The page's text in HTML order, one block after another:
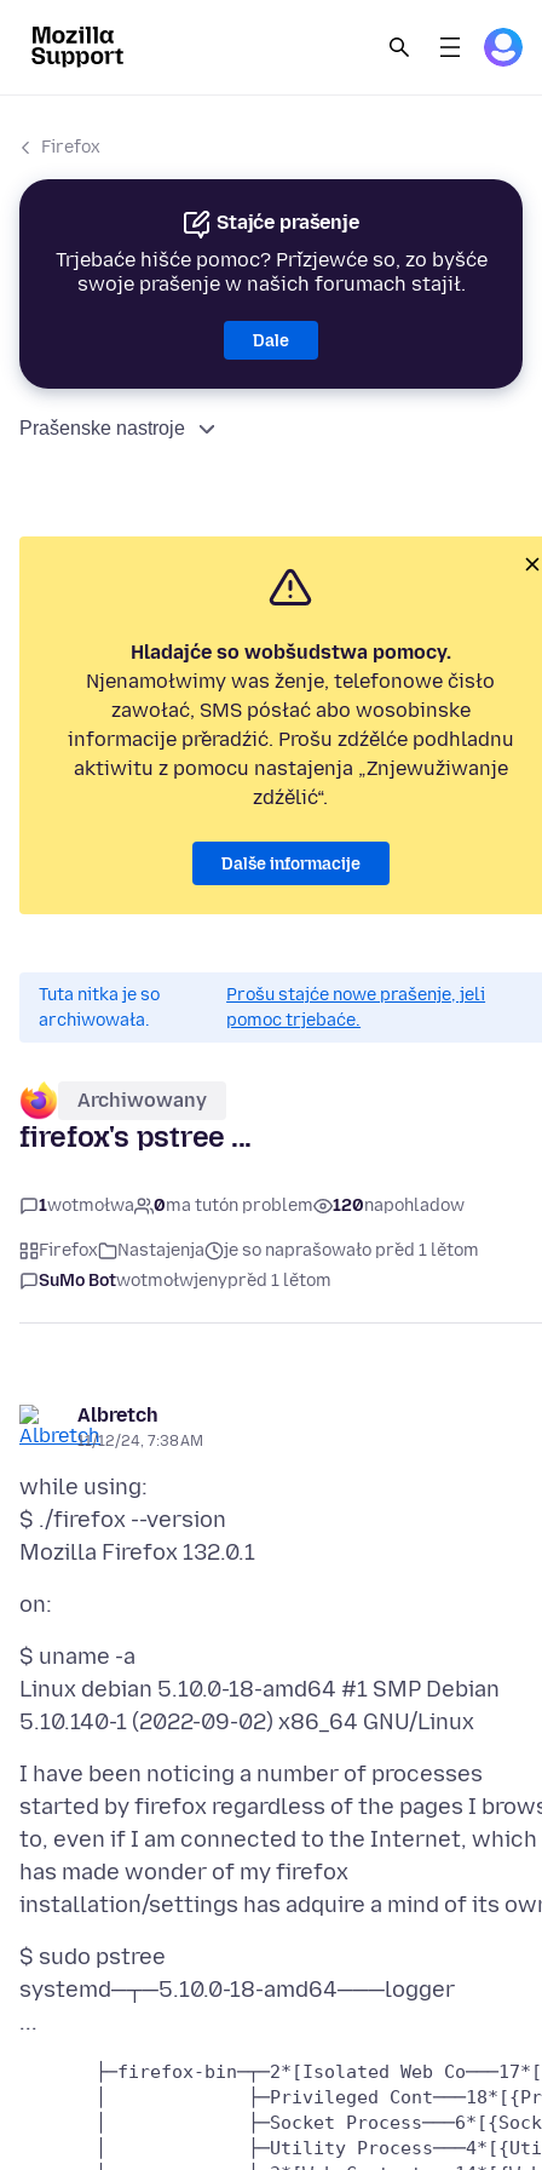
Firefox
Stajće prašenje
Trjebaće hišće pomoc? Přizjewće so, zo byšće
swoje prašenje w našich forumach stajił.
Dale
Prašenske nastroje
Hladajće so wobšudstwa pomocy.
Njenamołwimy was ženje, telefonowe čisło
zawołać, SMS pósłać abo wosobinske
informacije přeradźić. Prošu zdźělće podhladnu
aktiwitu z pomocu nastajenja „Znjewužiwanje
zdźělić“.
Dalše informacije
Tuta nitka je so
archiwowała.
Prošu stajće nowe prašenje, jeli
pomoc trjebaće.
Archiwowany
firefox's pstree ...
1wotmołwa 0ma tutón problem 120napohladow
Firefox Nastajenja
je so naprašowało před 1 lětom
SuMo Botwotmołwjenypřed 1 lětom
Albretch
11/12/24, 7:38 AM
while using:
$ ./firefox --version
$ uname -a
Linux debian 5.10.0-18-amd64 #1 SMP Debian
I have been noticing a number of processes
started by firefox regardless of the pages I
to, even if I am connected to the Internet, which
has made wonder of my firefox
$ sudo pstree
systemd─┬─5.10.0-18-amd64───logger
├─firefox-bin─┬─2*[Isolated Web
│             ├─Privileged
│             ├─Socket
│             ├─Utility